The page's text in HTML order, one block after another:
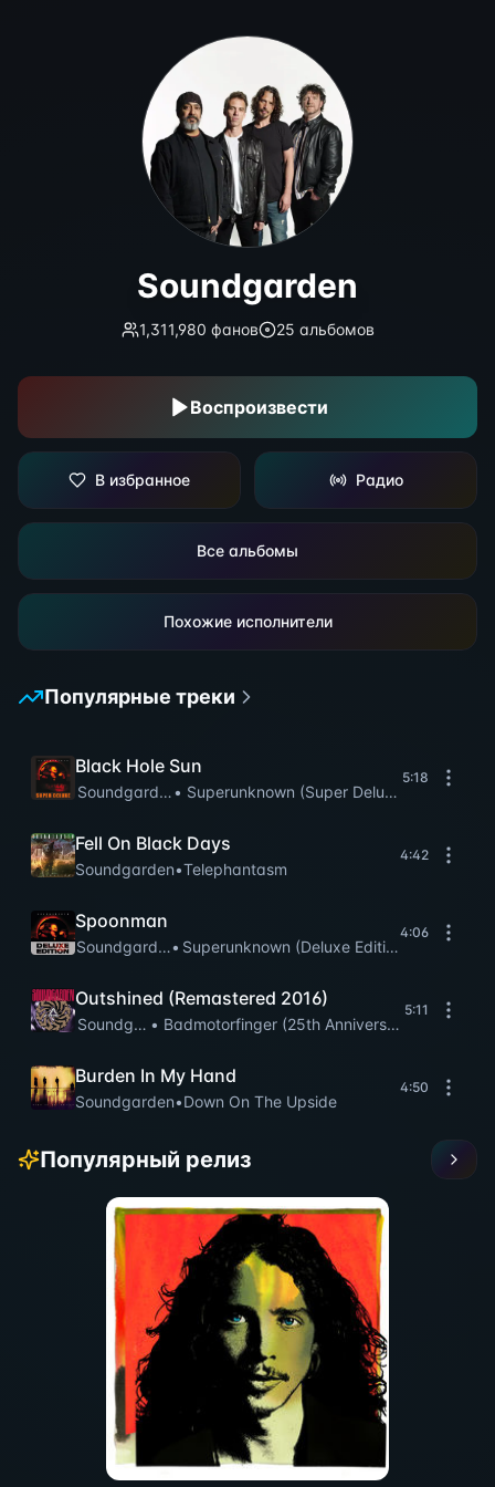
Soundgarden
1,311,980 фанов 25 альбомов
Воспроизвести
В избранное Радио
Все альбомы
Похожие исполнители
Популярные треки
Black Hole Sun
Soundgarden• Superunknown (Super Deluxe)
5:18
Fell On Black Days
Soundgarden•Telephantasm
4:42
Spoonman
Soundgarden• Superunknown (Deluxe Edition)
4:06
Outshined (Remastered 2016)
Soundgarden
• Badmotorfinger (25th Anniversary Remaster)
5:11
Burden In My Hand
Soundgarden•Down On The Upside
4:50
Популярный релиз